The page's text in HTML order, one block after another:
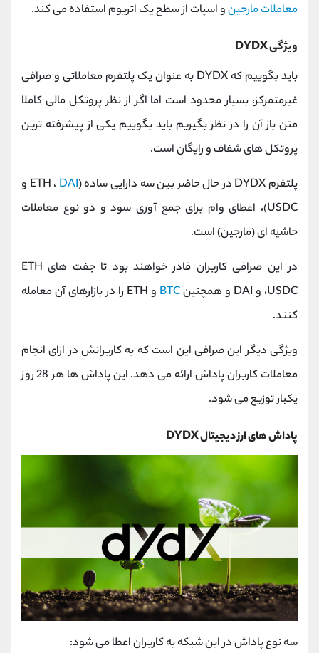
معاملات مارجینو اسپات از سطح یک اتریوم استفاده می کند.
ویژگی DYDX
باید بگوییم که DYDX به عنوان یک پلتفرم معاملاتی و صرافی
غیرمتمرکز، بسیار محدود است اما اگر از نظر پروتکل مالی کاملا
متن باز آن را در نظر بگیریم باید بگوییم یکی از پیشرفته ترین
پروتکل های شفاف و رایگان است.
پلتفرم DYDX در حال حاضر بین سه دارایی ساده (ETH ،
DAI
و
USDC)، اعطای وام برای جمع آوری سود و دو نوع معاملات
حاشیه ای (مارجین) است.
در این صرافی کاربران قادر خواهند بود تا جفت‌ های ETH
،USDC و DAI و همچنین
BTC
و ETH را در بازارهای آن معامله
کنند.
ویژگی دیگر این صرافی این است که به کاربرانش در ازای انجام
معاملات کاربران پاداش ارائه می دهد. این پاداش ها هر 28 روز
یکبار توزیع می شود.
پاداش های ارز دیجیتال DYDX
سه نوع پاداش در این شبکه به کاربران اعطا می شود: